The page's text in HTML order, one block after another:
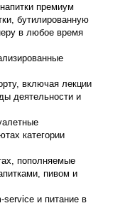
премиум
бутилированную
в любое время
включая лекции
деятельности и
категории
пополняемые
пивом и
и питание в